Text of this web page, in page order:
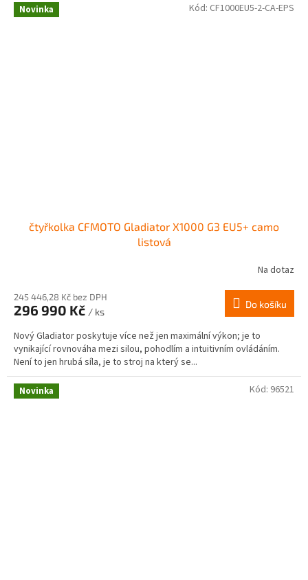
Novinka
čtyřkolka CFMOTO Gladiator X1000 G3 EU5+ camo
listová
Na dotaz
245 446,28 Kč bez DPH
296 990 Kč / ks
Do košíku
Nový Gladiator poskytuje více než jen maximální výkon; je to
vynikající rovnováha mezi silou, pohodlím a intuitivním ovládáním.
Není to jen hrubá síla, je to stroj na který se...
Kód: CF1000EU5-2-CA-EPS
Novinka Kód: 96521